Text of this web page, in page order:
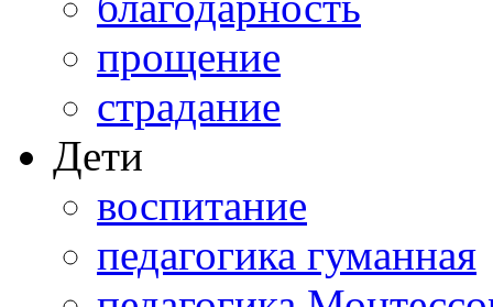
прощение
страдание
Дети
воспитание
педагогика гуманная